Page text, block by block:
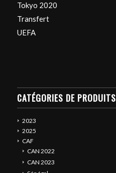
Tokyo 2020
Transfert
UEFA
CATÉGORIES DE PRODUITS
2023
2025
CAF
CAN 2022
CAN 2023